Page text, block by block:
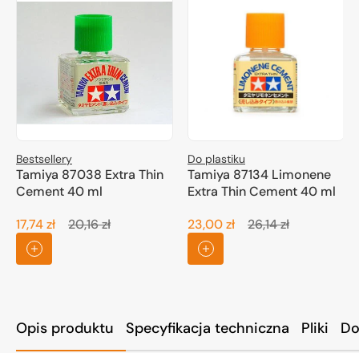
Opis produktu Specyfikacja techniczna Pliki
Bestsellery
Tamiya 87038 Extra Thin
Cement 40 ml
Cena
promocyjna
17,74 zł
Cena
20,16 zł
Do plastiku
Tamiya 87134 Limonene
Extra Thin Cement 40 ml
Cena
promocyjna
23,00 zł
Cena
26,14 zł